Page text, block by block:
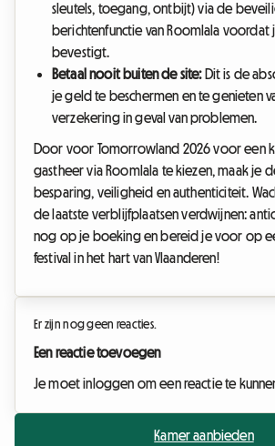
sleutels, toegang, ontbijt) via de
berichtenfunctie van Roomlala
bevestigt.
Betaal nooit buiten de site:Dit is de
je geld te beschermen en te genieten
verzekering in geval van problemen.
Door voor Tomorrowland 2026 voor een
gastheer via Roomlala te kiezen, maak je
besparing, veiligheid en authenticiteit.
de laatste verblijfplaatsen verdwijnen:
nog op je boeking en bereid je voor op
festival in het hart van Vlaanderen!
Er zijn nog geen reacties.
Een reactie toevoegen
Je moet inloggen om een reactie te
Kamer aanbieden